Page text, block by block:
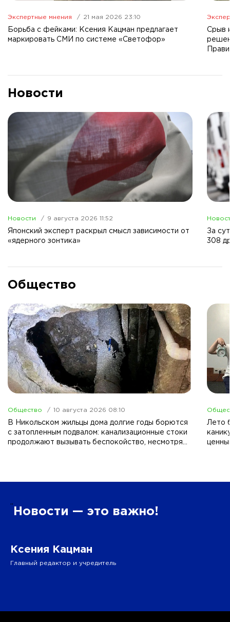
Экспертные мнения 21 мая 2026 23:10
Борьба с фейками: Ксения Кацман предлагает
маркировать СМИ по системе «Светофор»
Срыв
Новости
Новости 9 августа 2026 11:52
Японский эксперт раскрыл смысл зависимости от
«ядерного зонтика»
За
308
Общество
Общество 10 августа 2026 08:10
В Никольском жильцы дома долгие годы борются
с затопленным подвалом: канализационные стоки
продолжают вызывать беспокойство, несмотря
Лето
” Новости — это важно!
Ксения Кацман
Главный редактор и учредитель